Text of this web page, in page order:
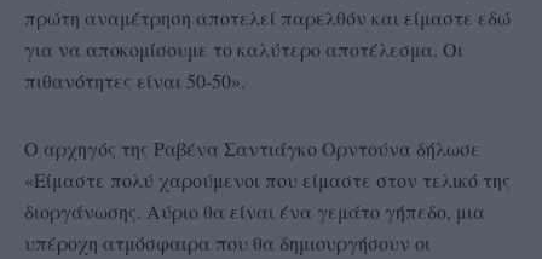
πρώτη αναμέτρηση αποτελεί παρελθόν και είμαστε εδώ
για να αποκομίσουμε το καλύτερο αποτέλεσμα. Οι
πιθανότητες είναι 50-50».
Ο αρχηγός της Ραβένα Σαντιάγκο Ορντούνα δήλωσε
«Είμαστε πολύ χαρούμενοι που είμαστε στον τελικό της
διοργάνωσης. Αύριο θα είναι ένα γεμάτο γήπεδο, μια
υπέροχη ατμόσφαιρα που θα δημιουργήσουν οι